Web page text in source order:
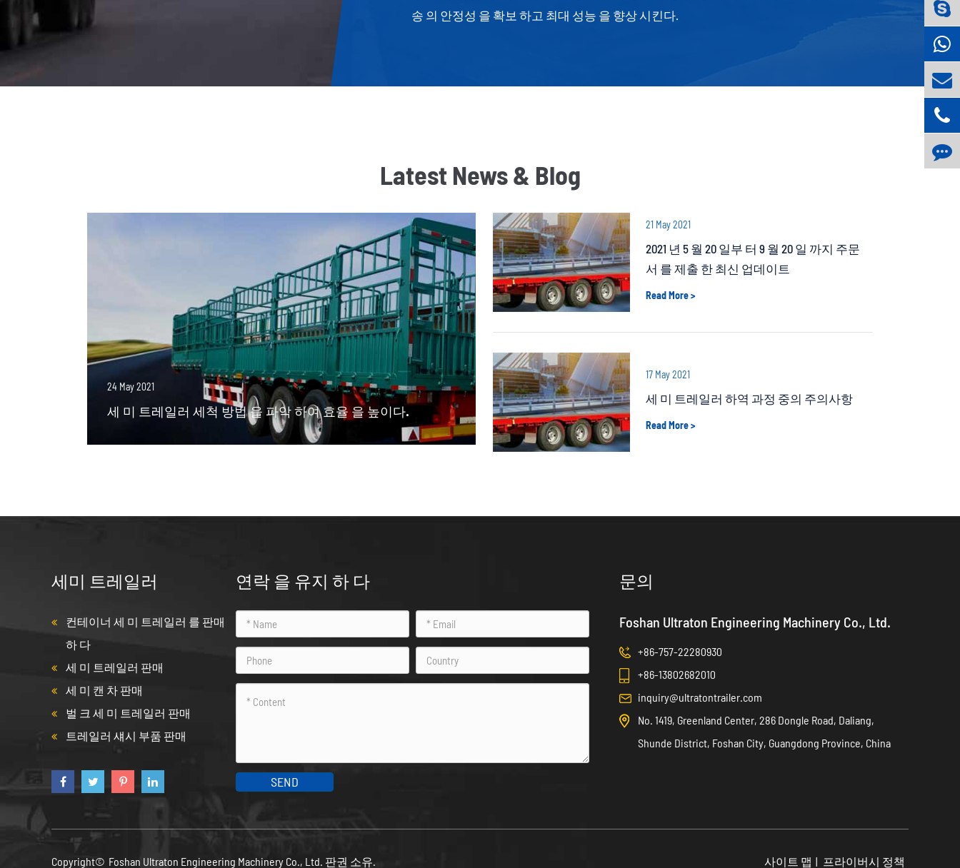
송 의 안정성 을 확보 하고 최대 성능 을 향상 시킨다.
Latest News & Blog
24 May 2021
세 미 트레일러 세척 방법 을 파악 하여 효율 을 높이다.
21 May 2021
2021 년 5 월 20 일부 터 9 월 20 일 까지 주문
서 를 제출 한 최신 업데이트
Read More >
17 May 2021
세 미 트레일러 하역 과정 중의 주의사항
Read More >
세미 트레일러
컨테이너 세 미 트레일러 를 판매
하 다
세 미 트레일러 판매
세 미 캔 차 판매
벌 크 세 미 트레일러 판매
트레일러 섀시 부품 판매
연락 을 유지 하 다
SEND
문의
Foshan Ultraton Engineering Machinery Co., Ltd.
+86-757-22280930
+86-13802682010
inquiry@ultratontrailer.com
No. 1419, Greenland Center, 286 Dongle Road, Daliang,
Shunde District, Foshan City, Guangdong Province, China
Copyright© Foshan Ultraton Engineering Machinery Co., Ltd. 판권 소유. 사이트 맵 | 프라이버시 정책